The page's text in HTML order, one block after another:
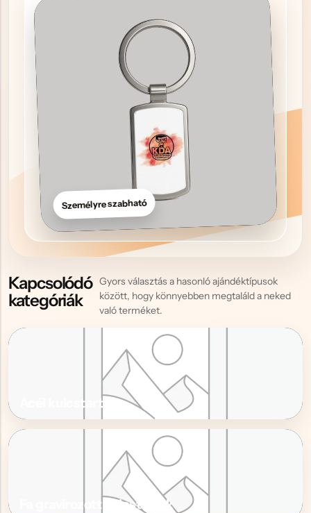
Személyre szabható
Kapcsolódó
kategóriák
Gyors választás a hasonló ajándéktípusok
között, hogy könnyebben megtaláld a neked
való terméket.
Acél kulcstartók
Fa gravírozott kulcstartók
Hűtőmágnes, Kitűző
Plüss
Sapka
Táska, pénztárca
Egyedi céges ajándékok
Egyéb ajándék ötletek